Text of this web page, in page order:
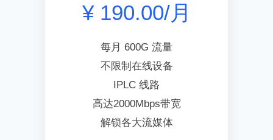
¥ 190.00/月
每月 600G 流量
不限制在线设备
IPLC 线路
高达2000Mbps带宽
解锁各大流媒体